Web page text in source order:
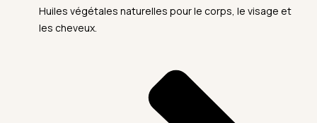
Huiles végétales naturelles pour le corps, le visage et
les cheveux.